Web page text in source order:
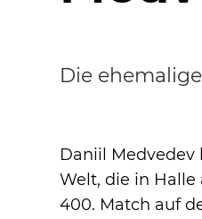
Die
Daniil
Welt, die in Halle
400. Match auf